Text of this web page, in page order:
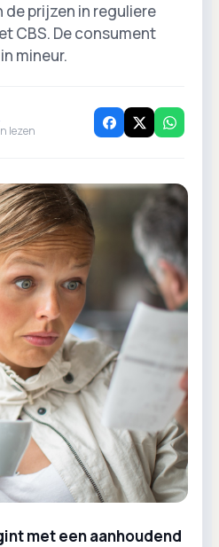
prijzen in reguliere
CBS. De consument
mineur.
lezen
met een aanhoudend